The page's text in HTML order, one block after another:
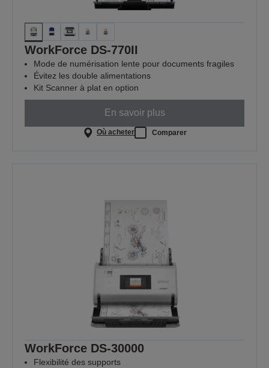
WorkForce DS-770II
Mode de numérisation lente pour documents fragiles
Évitez les double alimentations
Kit Scanner à plat en option
En savoir plus
Où acheter Comparer
WorkForce DS-30000
Flexibilité des supports